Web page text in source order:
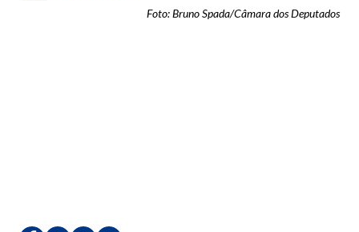
Foto: Bruno Spada/Câmara dos Deputados